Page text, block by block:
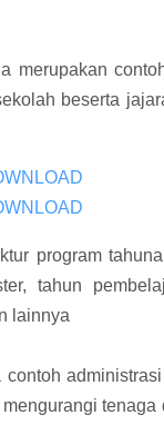
merupakan
beserta
program
tahun
lainnya
tenaga